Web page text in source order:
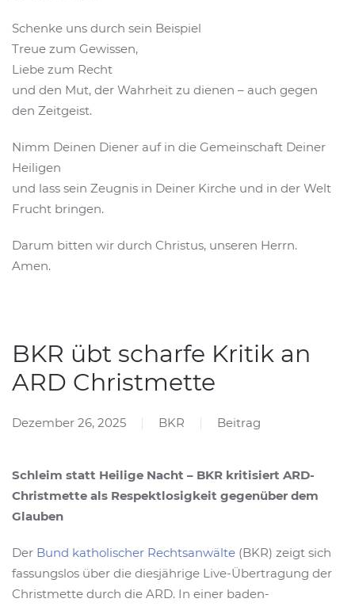
Schenke uns durch sein Beispiel
Treue zum Gewissen,
Liebe zum Recht
und den Mut, der Wahrheit zu dienen – auch gegen
den Zeitgeist.
Nimm Deinen Diener auf in die Gemeinschaft Deiner
Heiligen
und lass sein Zeugnis in Deiner Kirche und in der Welt
Frucht bringen.
Darum bitten wir durch Christus, unseren Herrn.
Amen.
BKR übt scharfe Kritik an
ARD Christmette
Dezember 26, 2025 BKR Beitrag
Schleim statt Heilige Nacht – BKR kritisiert ARD-
Christmette als Respektlosigkeit gegenüber dem
Glauben
Der Bund katholischer Rechtsanwälte (BKR) zeigt sich
fassungslos über die diesjährige Live-Übertragung der
Christmette durch die ARD. In einer baden-